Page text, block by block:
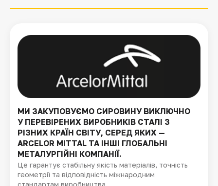
МИ ЗАКУПОВУЄМО СИРОВИНУ ВИКЛЮЧНО
У ПЕРЕВІРЕНИХ ВИРОБНИКІВ СТАЛІ З
РІЗНИХ КРАЇН СВІТУ, СЕРЕД ЯКИХ —
ARCELOR MITTAL ТА ІНШІ ГЛОБАЛЬНІ
МЕТАЛУРГІЙНІ КОМПАНІЇ.
Це гарантує стабільну якість матеріалів, точність
геометрії та відповідність міжнародним
стандартам виробництва.